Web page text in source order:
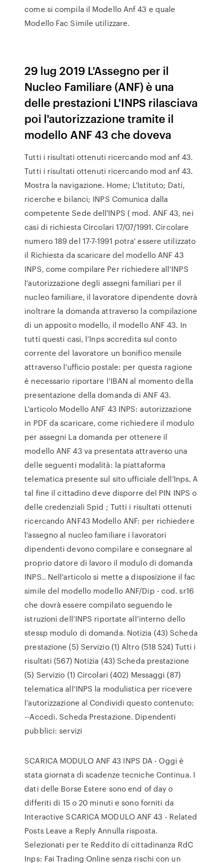
come si compila il Modello Anf 43 e quale
Modello Fac Simile utilizzare.
29 lug 2019 L'Assegno per il
Nucleo Familiare (ANF) è una
delle prestazioni L'INPS rilasciava
poi l'autorizzazione tramite il
modello ANF 43 che doveva
Tutti i risultati ottenuti ricercando mod anf 43.
Tutti i risultati ottenuti ricercando mod anf 43.
Mostra la navigazione. Home; L'Istituto; Dati,
ricerche e bilanci; INPS Comunica dalla
competente Sede dell'INPS ( mod. ANF 43, nei
casi di richiesta Circolari 17/07/1991. Circolare
numero 189 del 17-7-1991 potra' essere utilizzato
il Richiesta da scaricare del modello ANF 43
INPS, come compilare Per richiedere all’INPS
l’autorizzazione degli assegni familiari per il
nucleo familiare, il lavoratore dipendente dovrà
inoltrare la domanda attraverso la compilazione
di un apposito modello, il modello ANF 43. In
tutti questi casi, l’Inps accredita sul conto
corrente del lavoratore un bonifico mensile
attraverso l’ufficio postale: per questa ragione
è necessario riportare l’IBAN al momento della
presentazione della domanda di ANF 43.
L'articolo Modello ANF 43 INPS: autorizzazione
in PDF da scaricare, come richiedere il modulo
per assegni La domanda per ottenere il
modello ANF 43 va presentata attraverso una
delle seguenti modalità: la piattaforma
telematica presente sul sito ufficiale dell'Inps. A
tal fine il cittadino deve disporre del PIN INPS o
delle credenziali Spid ; Tutti i risultati ottenuti
ricercando ANF43 Modello ANF: per richiedere
l’assegno al nucleo familiare i lavoratori
dipendenti devono compilare e consegnare al
proprio datore di lavoro il modulo di domanda
INPS.. Nell’articolo si mette a disposizione il fac
simile del modello modello ANF/Dip - cod. sr16
che dovrà essere compilato seguendo le
istruzioni dell’INPS riportate all’interno dello
stessp modulo di domanda. Notizia (43) Scheda
prestazione (5) Servizio (1) Altro (518 524) Tutti i
risultati (567) Notizia (43) Scheda prestazione
(5) Servizio (1) Circolari (402) Messaggi (87)
telematica all’INPS la modulistica per ricevere
l’autorizzazione al Condividi questo contenuto:
--Accedi. Scheda Prestazione. Dipendenti
pubblici: servizi
SCARICA MODULO ANF 43 INPS DA - Oggi è
stata giornata di scadenze tecniche Continua. I
dati delle Borse Estere sono end of day o
differiti di 15 o 20 minuti e sono forniti da
Interactive SCARICA MODULO ANF 43 - Related
Posts Leave a Reply Annulla risposta.
Selezionati per te Reddito di cittadinanza RdC
Inps: Fai Trading Online senza rischi con un